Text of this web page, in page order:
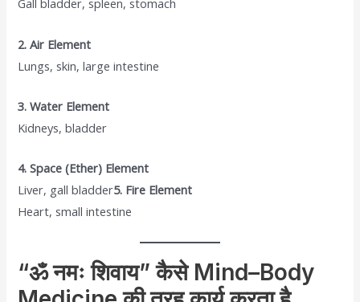
Gall bladder, spleen, stomach
2. Air Element
Lungs, skin, large intestine
3. Water Element
Kidneys, bladder
4. Space (Ether) Element
Liver, gall bladder5. Fire Element
Heart, small intestine
“ॐ नमः शिवाय” कैसे Mind–Body